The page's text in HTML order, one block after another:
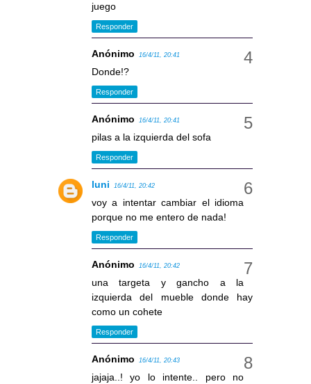
juego
Responder
Anónimo 16/4/11, 20:41
Donde!?
Responder
Anónimo 16/4/11, 20:41
pilas a la izquierda del sofa
Responder
luni 16/4/11, 20:42
voy a intentar cambiar el idioma
porque no me entero de nada!
Responder
Anónimo 16/4/11, 20:42
una targeta y gancho a la
izquierda del mueble donde hay
como un cohete
Responder
Anónimo 16/4/11, 20:43
jajaja..! yo lo intente.. pero no